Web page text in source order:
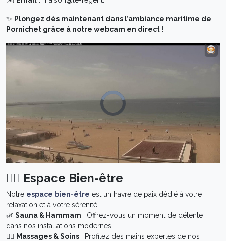
✨ Plongez dès maintenant dans l’ambiance maritime de
Pornichet grâce à notre webcam en direct !
🧘‍♂️ Espace Bien-être
Notre espace bien-être est un havre de paix dédié à votre
relaxation et à votre sérénité.
🌿 Sauna & Hammam : Offrez-vous un moment de détente
dans nos installations modernes.
💆‍♀️ Massages & Soins : Profitez des mains expertes de nos